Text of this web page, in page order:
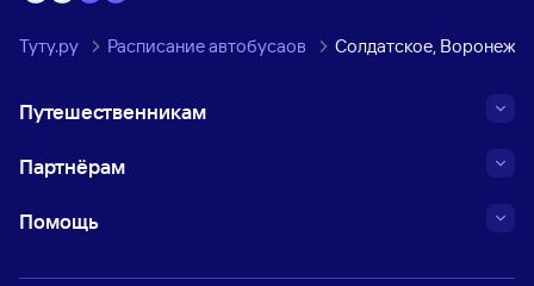
Туту.ру Расписание автобусаов Солдатское,
Путешественникам
Партнёрам
Помощь